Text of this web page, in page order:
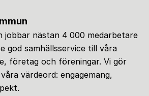
jobbar nästan 4 000 medarbetare
god samhällsservice till våra
företag och föreningar. Vi gör
värdeord: engagemang,